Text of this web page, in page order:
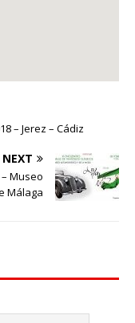
– Jerez – Cádiz
NEXT
Museo
Málaga